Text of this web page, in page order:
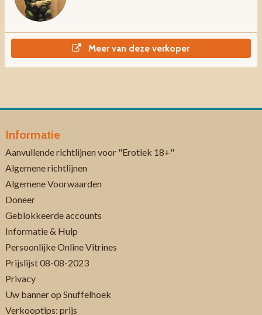
Meer van deze verkoper
Informatie
Aanvullende richtlijnen voor "Erotiek 18+"
Algemene richtlijnen
Algemene Voorwaarden
Doneer
Geblokkeerde accounts
Informatie & Hulp
Persoonlijke Online Vitrines
Prijslijst 08-08-2023
Privacy
Uw banner op Snuffelhoek
Verkooptips: prijs